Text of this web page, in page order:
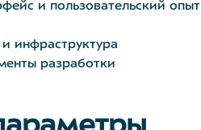
и пользовательский опыт
инфраструктура
разработки